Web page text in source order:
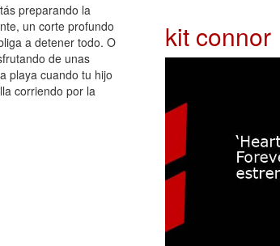
preparando la
un corte profundo
a detener todo. O
de unas
playa cuando tu hijo
corriendo por la
kit connor